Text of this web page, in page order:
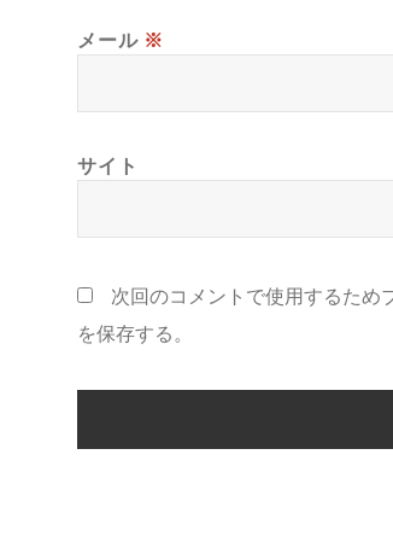
メール ※
サイト
次回のコメントで使用するため
を保存する。